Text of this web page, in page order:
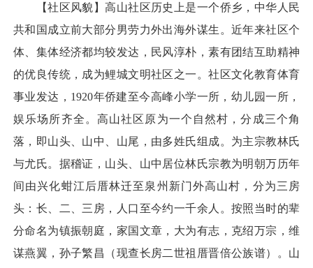
【社区风貌】高山社区历史上是一个侨乡，中华人民
共和国成立前大部分男劳力外出海外谋生。近年来社区个
体、集体经济都均较发达，民风淳朴，素有团结互助精神
的优良传统，成为鲤城文明社区之一。社区文化教育体育
事业发达，1920年侨建至今高峰小学一所，幼儿园一所，
娱乐场所齐全。高山社区原为一个自然村，分成三个角
落，即山头、山中、山尾，由多姓氏组成。为主宗教林氏
与尤氏。据稽证，山头、山中居位林氏宗教为明朝万历年
间由兴化蚶江后厝林迁至泉州新门外高山村，分为三房
头：长、二、三房，人口至今约一千余人。按照当时的辈
分命名为镇振朝庭，家国文章，大为有志，克绍万宗，维
谋燕翼，孙子繁昌（现查长房二世祖厝晋倍公族谱）。山